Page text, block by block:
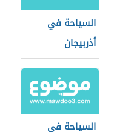
السياحة في
أذربيجان
السياحة في